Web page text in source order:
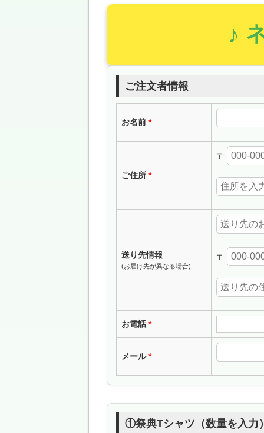
ご注文者情報
お名前
ご住所
〒
送り先情報
(お届け先が異なる場合)
〒
お電話
メール
①祭典Tシャツ（数量を入力